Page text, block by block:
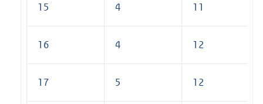
15 4 11
16 4 12
17 5 12